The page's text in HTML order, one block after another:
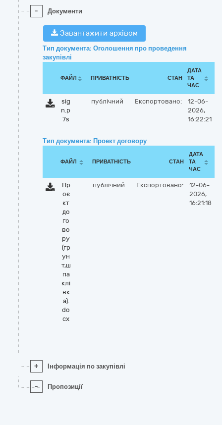
- Документи
Завантажити архівом
Тип документа: Оголошення про проведення
закупівлі
ФАЙЛ ПРИВАТНІСТЬ СТАН
ДАТА
ТА
ЧАС
sig
n.p
7s
публічний Експортовано:
12-06-
2026,
16:22:21
Тип документа: Проект договору
ФАЙЛ ПРИВАТНІСТЬ СТАН
ДАТА
ТА
ЧАС
Пр
оє
кт
до
го
во
ру
(гр
ун
т,ш
па
клі
вк
а).
do
cx
публічний Експортовано:
12-06-
2026,
16:21:18
+ Інформація по закупівлі
- Пропозиції